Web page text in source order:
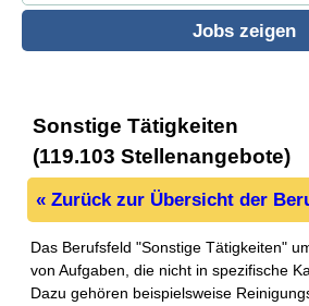
Sonstige Tätigkeiten
(119.103 Stellenangebote)
« Zurück zur Übersicht der
Das Berufsfeld "Sonstige Tätigkeiten"
von Aufgaben, die nicht in spezifische
Dazu gehören beispielsweise